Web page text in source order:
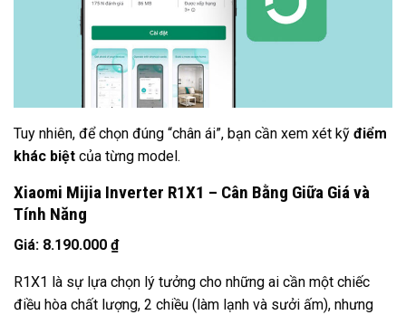
Tuy nhiên, để chọn đúng “chân ái”, bạn cần xem xét kỹ điểm
khác biệt của từng model.
Xiaomi Mijia Inverter R1X1 – Cân Bằng Giữa Giá và
Tính Năng
Giá: 8.190.000 ₫
R1X1 là sự lựa chọn lý tưởng cho những ai cần một chiếc
điều hòa chất lượng, 2 chiều (làm lạnh và sưởi ấm), nhưng